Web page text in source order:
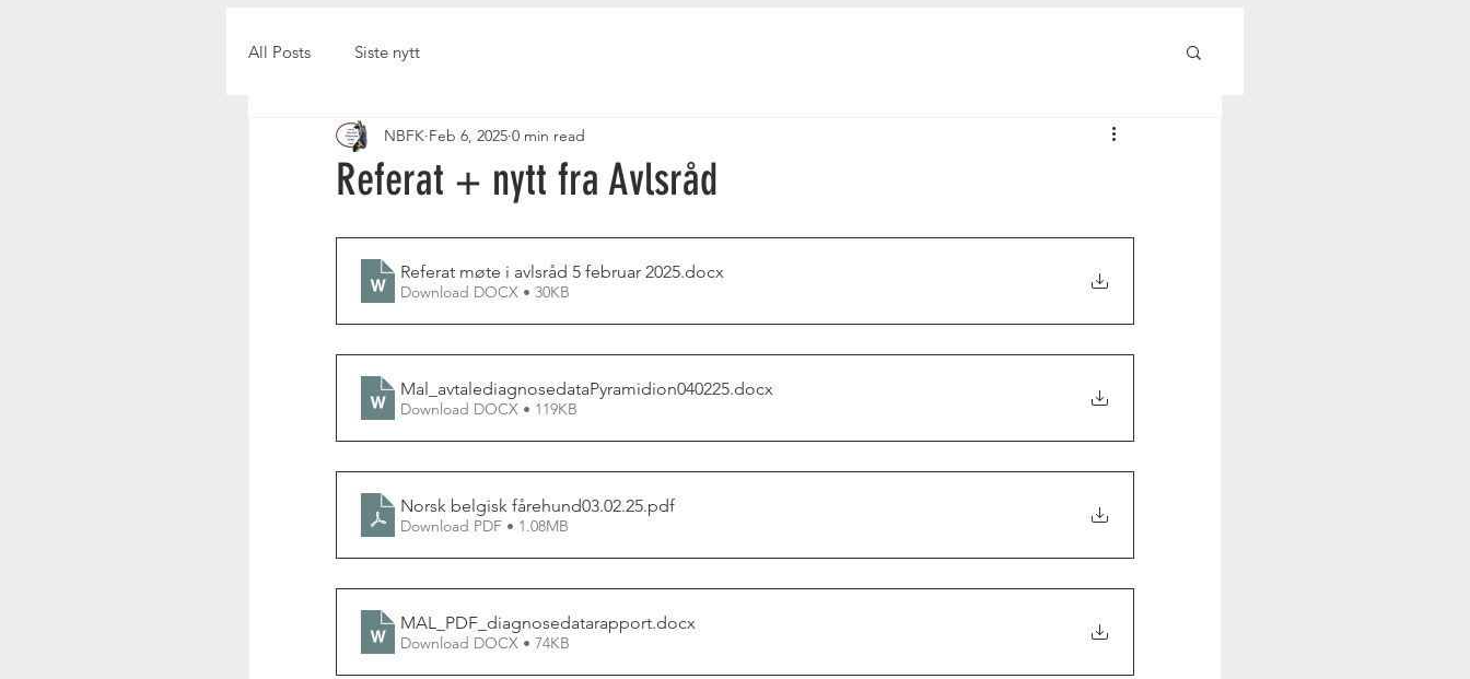
All Posts Siste nytt
Referat + nytt fra Avlsråd
NBFK Feb 6, 2025 0 min read
Referat møte i avlsråd 5 februar 2025.docx
Download DOCX • 30KB
Mal_avtalediagnosedataPyramidion040225.docx
Download DOCX • 119KB
Norsk belgisk fårehund03.02.25.pdf
Download PDF • 1.08MB
MAL_PDF_diagnosedatarapport.docx
Download DOCX • 74KB